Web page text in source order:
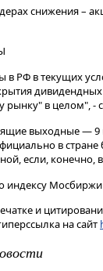
снижения –
в РФ в текущих
в целом", -
выходные — 9
в стране
если, конечно,
индексу
и
на сайт